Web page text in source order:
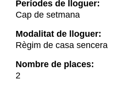
Períodes de lloguer:
Cap de setmana
Modalitat de lloguer:
Règim de casa sencera
Nombre de places:
2